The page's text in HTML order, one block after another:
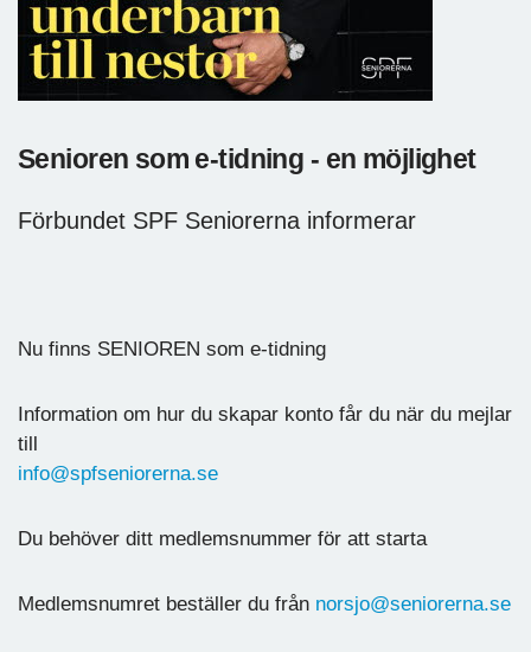
Senioren som e-tidning - en möjlighet
Förbundet SPF Seniorerna informerar
Nu finns SENIOREN som e-tidning
Information om hur du skapar konto får du när du mejlar
till
info@spfseniorerna.se
Du behöver ditt medlemsnummer för att starta
Medlemsnumret beställer du från norsjo@seniorerna.se